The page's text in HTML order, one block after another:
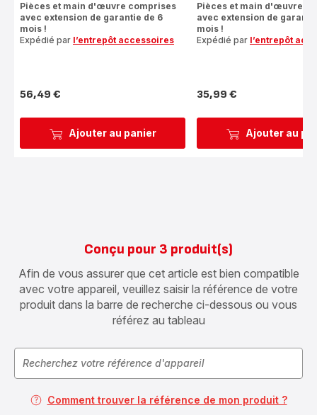
Ajouter au panier
Pièces et main d'œuvre comprises
avec extension de garantie de 6
mois !
Expédié par l’entrepôt accessoires
Prix
56,49 €
Ajouter au
Pièces et main d'œuvre
avec extension de
mois !
Expédié par l’entrepôt
Prix
35,99 €
Conçu pour 3 produit(s)
Afin de vous assurer que cet article est bien compatible
avec votre appareil, veuillez saisir la référence de votre
produit dans la barre de recherche ci-dessous ou vous
référez au tableau
Comment trouver la référence de mon produit ?